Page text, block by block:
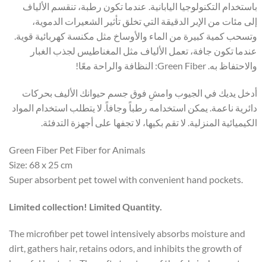
باستخدام التكنولوجيا اليابانية. عندما تكون رطبة، تنقسم الألياف
إلى مئات من الإبر الدقيقة التي تخلق تأثير الشعيرات الدموية،
وتسحب كمية كبيرة من الماء والأوساخ مثل مكنسة كهربائية قوية.
عندما تكون جافة، تعمل الألياف مثل المغناطيس لجذب الغبار
والاحتفاظ به. Green Fiber: النظافة والراحة معًا!
أدخل يديك في الجيوب وامشِ فوق جسم حيوانك الأليف بحركات
دائرية ناعمة. يمكن استخدامه رطباً وجافاً. لا يتطلب استخدام المواد
الكيميائية المنزلية. لا تقم بكيها، لا تجفها على أجهزة التدفئة.
Green Fiber Pet Fiber for Animals
Size: 68 x 25 cm
Super absorbent pet towel with convenient hand pockets.
Limited collection! Limited Quantity.
The microfiber pet towel intensively absorbs moisture and
dirt, gathers hair, retains odors, and inhibits the growth of